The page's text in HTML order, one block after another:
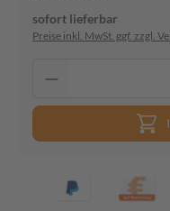
sofort lieferbar
Preise inkl. MwSt. ggf. zzgl.